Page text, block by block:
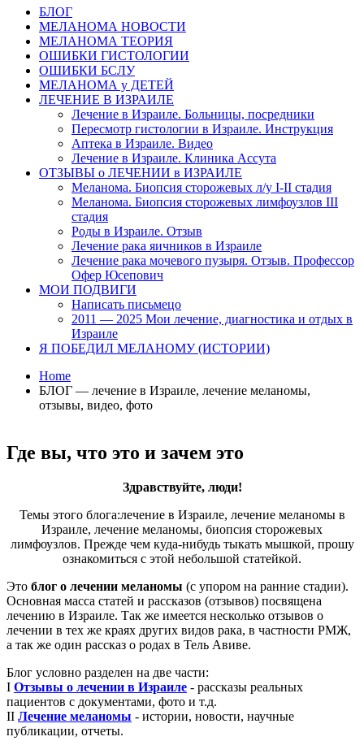
БЛОГ
МЕЛАНОМА НОВОСТИ
МЕЛАНОМА ТЕОРИЯ
ОШИБКИ ГИСТОЛОГИИ
ОШИБКИ БСЛУ
МЕЛАНОМА у ДЕТЕЙ
ЛЕЧЕНИЕ В ИЗРАИЛЕ
Лечение в Израиле. Больницы, посредники
Пересмотр гистологии в Израиле. Инструкция
Аптека в Израиле. Видео
Лечение в Израиле. Клиника Ассута
ОТЗЫВЫ о ЛЕЧЕНИИ в ИЗРАИЛЕ
Меланома. Биопсия сторожевых л/у I-II стадия
Меланома. Биопсия сторожевых лимфоузлов III
стадия
Роды в Израиле. Отзыв
Лечение рака яичников в Израиле
Лечение рака мочевого пузыря. Отзыв. Профессор
Офер Юсепович
МОИ ПОДВИГИ
Написать письмецо
2011 — 2025 Мои лечение, диагностика и отдых в
Израиле
Я ПОБЕДИЛ МЕЛАНОМУ (ИСТОРИИ)
Home
БЛОГ — лечение в Израиле, лечение меланомы,
отзывы, видео, фото
Где вы, что это и зачем это
Здравствуйте, люди!
Темы этого блога:лечение в Израиле, лечение меланомы в
Израиле, лечение меланомы, биопсия сторожевых
лимфоузлов. Прежде чем куда-нибудь тыкать мышкой, прошу
ознакомиться с этой небольшой статейкой.
Это блог о лечении меланомы (с упором на ранние стадии).
Основная масса статей и рассказов (отзывов) посвящена
лечению в Израиле. Так же имеется несколько отзывов о
лечении в тех же краях других видов рака, в частности РМЖ,
а так же один рассказ о родах в Тель Авиве.
Блог условно разделен на две части:
I Отзывы о лечении в Израиле - рассказы реальных
пациентов с документами, фото и т.д.
II Лечение меланомы - истории, новости, научные
публикации, отчеты.